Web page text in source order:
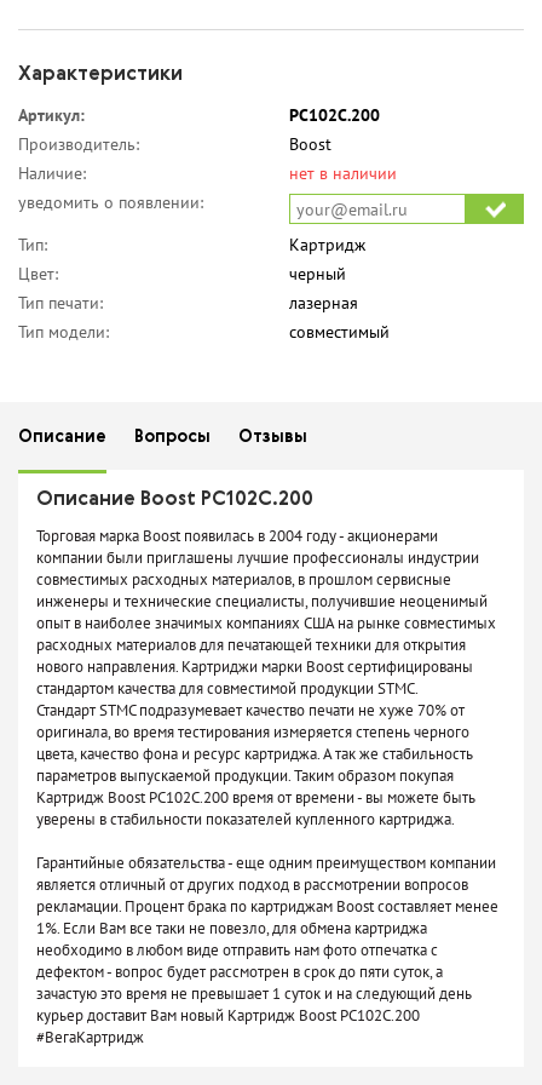
Характеристики
Артикул:
PC102C.200
Производитель:
Boost
Наличие:
нет в наличии
уведомить о появлении:
Тип:
Картридж
Цвет:
черный
Тип печати:
лазерная
Тип модели:
совместимый
Описание Вопросы Отзывы
Описание Boost PC102C.200
Торговая марка Boost появилась в 2004 году - акционерами
компании были приглашены лучшие профессионалы индустрии
совместимых расходных материалов, в прошлом сервисные
инженеры и технические специалисты, получившие неоценимый
опыт в наиболее значимых компаниях США на рынке совместимых
расходных материалов для печатающей техники для открытия
нового направления. Картриджи марки Boost сертифицированы
стандартом качества для совместимой продукции STMC.
Стандарт STMC подразумевает качество печати не хуже 70% от
оригинала, во время тестирования измеряется степень черного
цвета, качество фона и ресурс картриджа. А так же стабильность
параметров выпускаемой продукции. Таким образом покупая
Картридж Boost PC102C.200 время от времени - вы можете быть
уверены в стабильности показателей купленного картриджа.
Гарантийные обязательства - еще одним преимуществом компании
является отличный от других подход в рассмотрении вопросов
рекламации. Процент брака по картриджам Boost составляет менее
1%. Если Вам все таки не повезло, для обмена картриджа
необходимо в любом виде отправить нам фото отпечатка с
дефектом - вопрос будет рассмотрен в срок до пяти суток, а
зачастую это время не превышает 1 суток и на следующий день
курьер доставит Вам новый Картридж Boost PC102C.200
#ВегаКартридж